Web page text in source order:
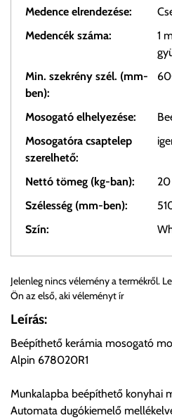
Medence elrendezése:
Medencék száma:
1
Min. szekrény szél. (mm-
ben):
Mosogató elhelyezése:
Mosogatóra csaptelep
szerelhető:
Nettó tömeg (kg-ban):
20
Szélesség (mm-ben):
Szín:
Személyes átvétel:
Önnek lehetősége van rendelését
előre egyeztetett időpontban.
Jelenleg nincs vélemény a termékről.
Ön az első, aki véleményt ír
Leírás:
Beépíthető kerámia mosogató
Alpin 678020R1
Munkalapba beépíthető konyhai
Automata dugókiemelő